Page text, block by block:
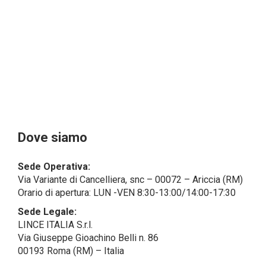
Alcuni segmenti dell’attività richiesta potrebbero
l’espletamento di alcune attività determinate a
società esterne che presentano le garanzie richieste
dal GDPR, abilitandole e a compiere
operazioni determinate per conto di LINCE ITALIA e
conformemente alle istruzioni fornite da
quest’ultima sulla base di specifico accordo per la
gestione dei dati.
Dove siamo
Sede Operativa:
Via Variante di Cancelliera, snc – 00072 – Ariccia (RM)
Orario di apertura: LUN -VEN 8:30-13:00/14:00-17:30
Sede Legale:
LINCE ITALIA S.r.l.
Via Giuseppe Gioachino Belli n. 86
00193 Roma (RM) – Italia